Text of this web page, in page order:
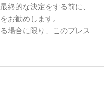
終的な決定をする前に、
お勧めします。
場合に限り、このプレス